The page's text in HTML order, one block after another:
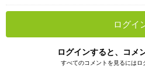
ログイ
ログインすると、コメ
すべてのコメントを見るにはロ